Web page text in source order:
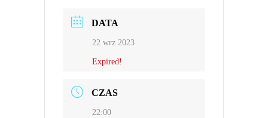
DATA
22 wrz 2023
Expired!
CZAS
22:00